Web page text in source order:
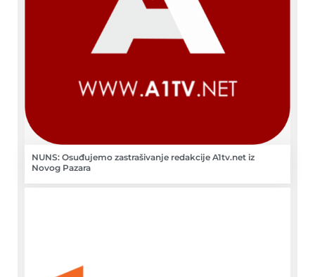
NUNS: Osuđujemo zastrašivanje redakcije A1tv.net iz
Novog Pazara